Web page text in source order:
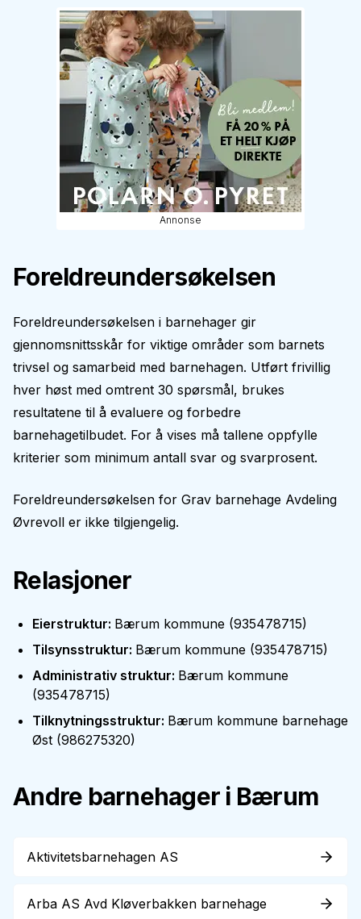
Annonse
Foreldreundersøkelsen
Foreldreundersøkelsen i barnehager gir
gjennomsnittsskår for viktige områder som barnets
trivsel og samarbeid med barnehagen. Utført frivillig
hver høst med omtrent 30 spørsmål, brukes
resultatene til å evaluere og forbedre
barnehagetilbudet. For å vises må tallene oppfylle
kriterier som minimum antall svar og svarprosent.
Foreldreundersøkelsen for Grav barnehage Avdeling
Øvrevoll er ikke tilgjengelig.
Relasjoner
Eierstruktur: Bærum kommune (935478715)
Tilsynsstruktur: Bærum kommune (935478715)
Administrativ struktur: Bærum kommune
(935478715)
Tilknytningsstruktur: Bærum kommune barnehage
Øst (986275320)
Andre barnehager i Bærum
Aktivitetsbarnehagen AS
Arba AS Avd Kløverbakken barnehage